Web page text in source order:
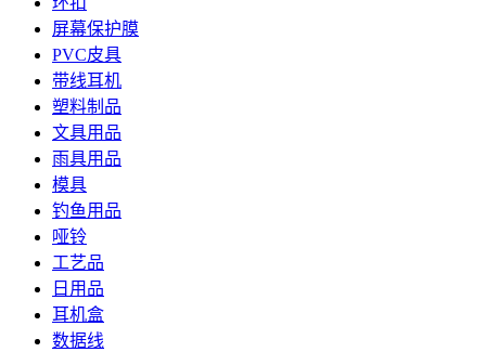
屏幕保护膜
PVC皮具
带线耳机
塑料制品
文具用品
雨具用品
模具
钓鱼用品
哑铃
工艺品
日用品
耳机盒
数据线